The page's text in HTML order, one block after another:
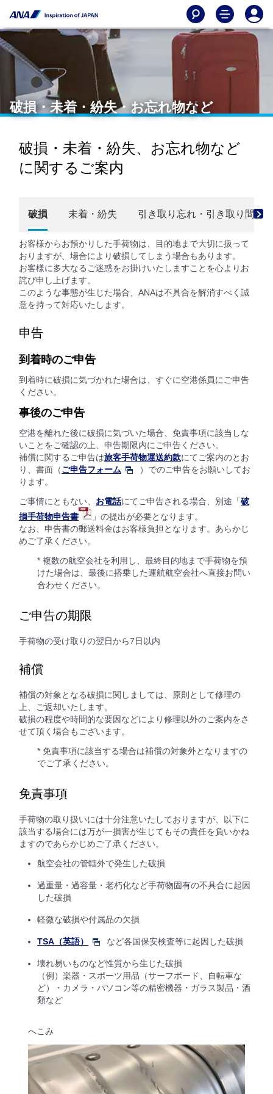
破損・未着・紛失・お忘れ物など
破損・未着・紛失、お忘れ物など
に関するご案内
破損 未着・紛失 引き取り忘れ・引き取り間違
お客様からお預かりした手荷物は、目的地まで大切に扱って
おりますが、場合により破損してしまう場合もあります。
お客様に多大なるご迷惑をお掛けいたしますことを心よりお
詫び申し上げます。
このような事態が生じた場合、ANAは不具合を解消すべく誠
意を持って対応いたします。
申告
到着時のご申告
到着時に破損に気づかれた場合は、すぐに空港係員にご申告
ください。
事後のご申告
空港を離れた後に破損に気づいた場合、免責事項に該当しな
いことをご確認の上、申告期限内にご申告ください。
補償に関するご申告は旅客手荷物運送約款にてご案内のとお
り、書面（ご申告フォーム
）でのご申告をお願いしてお
ります。
ご事情にともない、 お電話にてご申告される場合、別途「 破
損手荷物申告書
」の提出が必要となります。
なお、申告書の郵送料金はお客様負担となります。あらかじ
めご了承ください。
* 複数の航空会社を利用し、最終目的地まで手荷物を預
けた場合は、最後に搭乗した運航航空会社へ直接お問い
合わせください。
ご申告の期限
手荷物の受け取りの翌日から7日以内
補償
補償の対象となる破損に関しましては、原則として修理の
上、ご返却いたします。
破損の程度や時間的な要因などにより修理以外のご案内をさ
せて頂く場合もございます。
* 免責事項に該当する場合は補償の対象外となりますの
でご了承ください。
免責事項
手荷物の取り扱いには十分注意いたしておりますが、以下に
該当する場合には万が一損害が生じてもその責任を負いかね
ますのであらかじめご了承ください。
航空会社の管轄外で発生した破損
過重量・過容量・老朽化など手荷物固有の不具合に起因
した破損
軽微な破損や付属品の欠損
TSA（英語） など各国保安検査等に起因した破損
壊れ易いものなど性質から生じた破損
（例）楽器・スポーツ用品（サーフボード、自転車な
ど）・カメラ・パソコン等の精密機器・ガラス製品・酒
類など
へこみ